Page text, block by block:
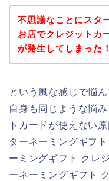
不思議なことにスタ
お店でクレジットカ
が発生してしまった
という風な感じで悩
自身も同じような悩
トカードが使えない
ターネーミングギフ
ーミングギフト クレ
ーネーミングギフト